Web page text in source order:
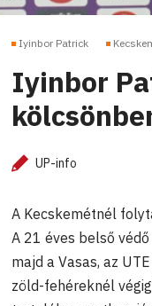
Iyinbor Patrick
Iyinbor
UP-info
A Kecskemétnél
A 21 éves belső
majd a Vasas, az
zöld-fehéreknél